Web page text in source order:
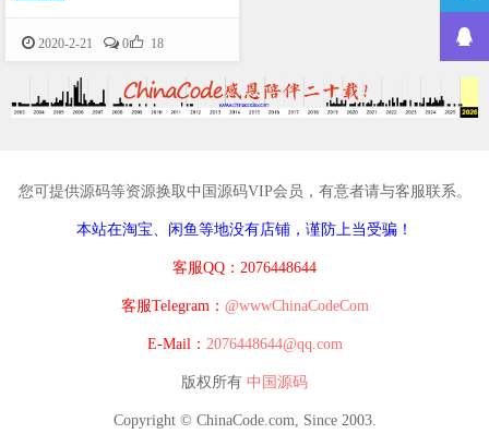
2020-2-21 0 18
您可提供源码等资源换取中国源码VIP会员，有意者请与客服联系。
本站在淘宝、闲鱼等地没有店铺，谨防上当受骗！
客服QQ：2076448644
客服Telegram： @wwwChinaCodeCom
E-Mail： 2076448644@qq.com
版权所有 中国源码
Copyright © ChinaCode.com, Since 2003.